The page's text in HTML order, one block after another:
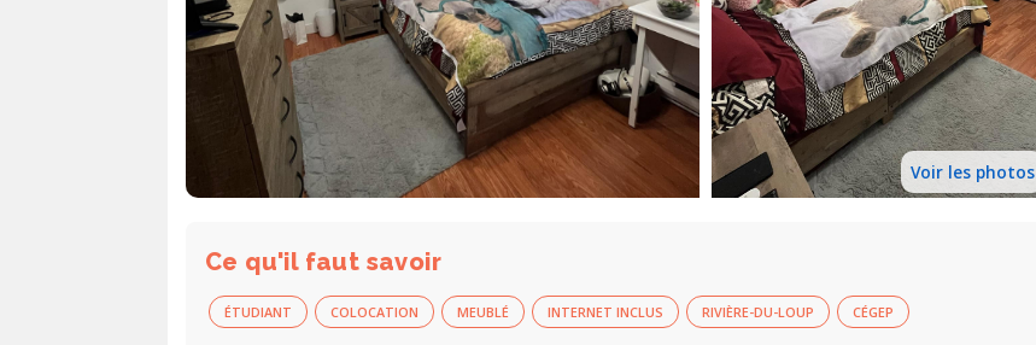
Voir les photos
Ce qu'il faut savoir
ÉTUDIANT COLOCATION MEUBLÉ INTERNET INCLUS RIVIÈRE-DU-LOUP CÉGEP